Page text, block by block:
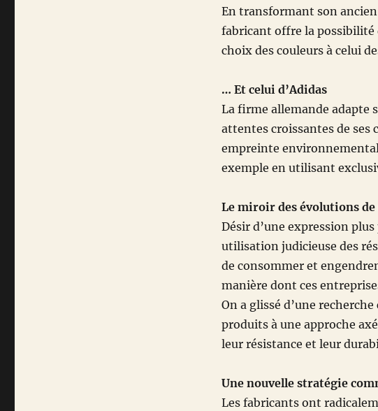
En transformant son
fabricant offre la possibilité
choix des couleurs à celui
… Et celui d’Adidas
La firme allemande adapte
attentes croissantes de ses
empreinte
exemple en utilisant
Le miroir des évolutions
Désir d’une expression
utilisation judicieuse des
de consommer et
manière dont ces
On a glissé d’une
produits à une approche
leur résistance et leur
Une nouvelle stratégie
Les fabricants ont